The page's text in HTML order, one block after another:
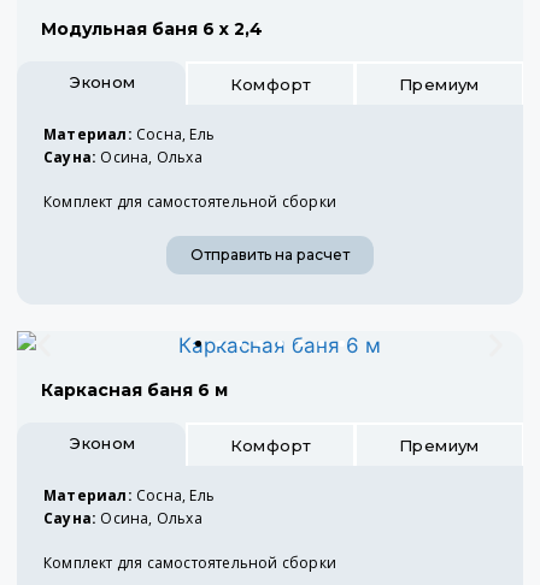
Модульная баня 6 х 2,4
Эконом Комфорт Премиум
Материал: Сосна, Ель
Сауна: Осина, Ольха
Комплект для самостоятельной сборки
Отправить на расчет
Каркасная баня 6 м
Эконом Комфорт Премиум
Материал: Сосна, Ель
Сауна: Осина, Ольха
Комплект для самостоятельной сборки